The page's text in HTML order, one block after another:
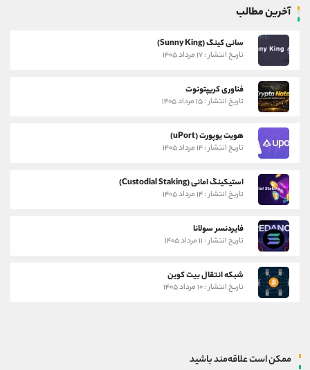
آخرین مطالب
سانی کینگ (Sunny King)
تاریخ انتشار : ۱۷ مرداد ۱۴۰۵
فناوری کریپتونوت
تاریخ انتشار : ۱۵ مرداد ۱۴۰۵
هویت یوپورت (uPort)
تاریخ انتشار : ۱۴ مرداد ۱۴۰۵
استیکینگ امانی (Custodial Staking)
تاریخ انتشار : ۱۴ مرداد ۱۴۰۵
فایردنسر سولانا
تاریخ انتشار : ۱۱ مرداد ۱۴۰۵
شبکه انتقال بیت کوین
تاریخ انتشار : ۱۰ مرداد ۱۴۰۵
ممکن است علاقه‌مند باشید